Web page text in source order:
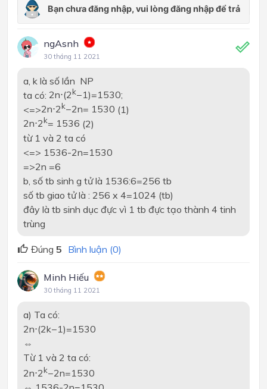
ngAsnh
30 tháng 11 2021
a, k là số lần NP
ta có: 2n⋅(2k−1)=1530;
<=>2n⋅2k−2n= 1530 (1)
2n⋅2k= 1536 (2)
từ 1 và 2 ta có
<=> 1536-2n=1530
=>2n =6
b, số tb sinh g tử là 1536:6=256 tb
số tb giao tử là : 256 x 4=1024 (tb)
đây là tb sinh dục đực vì 1 tb đực tạo thành 4 tinh
trùng
Đúng 5 Bình luận (0)
Minh Hiếu
30 tháng 11 2021
a) Ta có:
2n⋅(2k−1)=1530
⇔
Từ 1 và 2 ta có:
2n⋅2k−2n=1530